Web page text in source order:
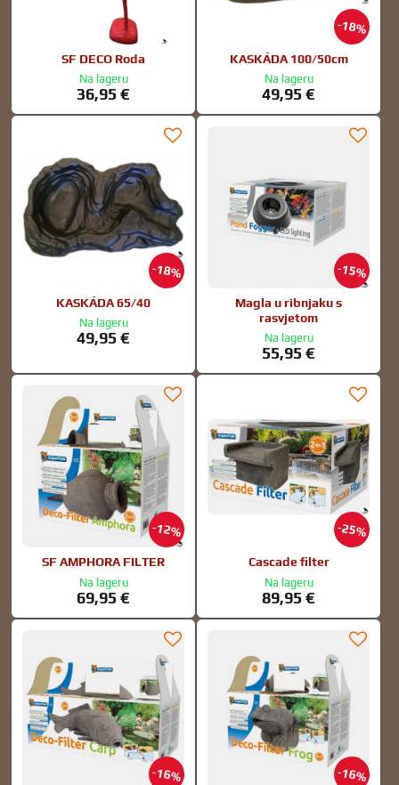
SF DECO Roda
Na lageru
36,95 €
18%
KASKÁDA 100/50cm
Na lageru
49,95 €
18%
KASKÁDA 65/40
Na lageru
49,95 €
15%
Magla u ribnjaku s
rasvjetom
Na lageru
55,95 €
12%
SF AMPHORA FILTER
Na lageru
69,95 €
25%
Cascade filter
Na lageru
89,95 €
16% 16%